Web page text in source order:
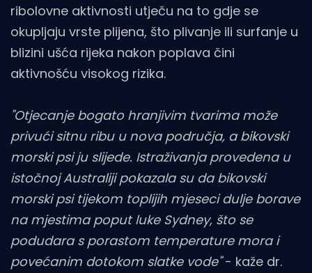
ribolovne aktivnosti utječu na to gdje se
okupljaju vrste plijena, što plivanje ili surfanje u
blizini ušća rijeka nakon poplava čini
aktivnošću visokog rizika.
"Otjecanje bogato hranjivim tvarima može
privući sitnu ribu u nova područja, a bikovski
morski psi ju slijede. Istraživanja provedena u
istočnoj Australiji pokazala su da bikovski
morski psi tijekom toplijih mjeseci dulje borave
na mjestima poput luke Sydney, što se
podudara s porastom temperature mora i
povećanim dotokom slatke vode"- kaže dr.